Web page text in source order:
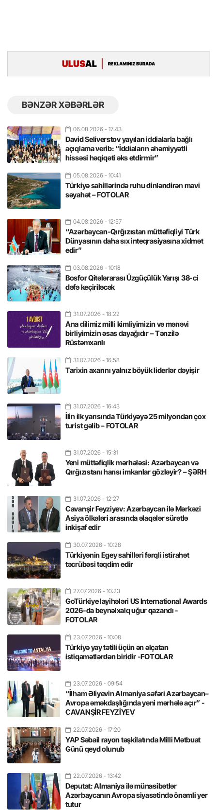
BƏNZƏR XƏBƏRLƏR
06.08.2026 - 17:43
David Seliverstov yayılan iddialarla bağlı
açıqlama verib: “İddiaların əhəmiyyətli
hissəsi həqiqəti əks etdirmir”
05.08.2026 - 10:41
Türkiyə sahillərində ruhu dinləndirən mavi
səyahət – FOTOLAR
04.08.2026 - 12:57
“Azərbaycan-Qırğızıstan müttəfiqliyi Türk
Dünyasının daha sıx inteqrasiyasına xidmət
edir”
03.08.2026 - 10:18
Bosfor Qitələrarası Üzgüçülük Yarışı 38-ci
dəfə keçiriləcək
31.07.2026 - 18:22
Ana dilimiz milli kimliyimizin və mənəvi
birliyimizin əsas dayağıdır – Tənzilə
Rüstəmxanlı
31.07.2026 - 16:58
Tarixin axarını yalnız böyük liderlər dəyişir
31.07.2026 - 16:43
İlin ilk yarısında Türkiyəyə 25 milyondan çox
turist gəlib – FOTOLAR
31.07.2026 - 15:31
Yeni müttəfiqlik mərhələsi: Azərbaycan və
Qırğızıstanı hansı imkanlar gözləyir? – ŞƏRH
31.07.2026 - 12:27
Cavanşir Feyziyev: Azərbaycan ilə Mərkəzi
Asiya ölkələri arasında əlaqələr sürətlə
inkişaf edir
30.07.2026 - 10:28
Türkiyənin Egey sahilləri fərqli istirahət
təcrübəsi təqdim edir
27.07.2026 - 10:23
GoTürkiye layihələri US International Awards
2026-da beynəlxalq uğur qazandı -
FOTOLAR
23.07.2026 - 10:08
Türkiyə yay tətili üçün ən əlçatan
istiqamətlərdən biridir -FOTOLAR
23.07.2026 - 09:54
“İlham Əliyevin Almaniya səfəri Azərbaycan–
Avropa əməkdaşlığında yeni mərhələ açır” -
CAVANŞİR FEYZİYEV
22.07.2026 - 17:20
YAP Səbail rayon təşkilatında Milli Mətbuat
Günü qeyd olunub
22.07.2026 - 13:42
Deputat: Almaniya ilə münasibətlər
Azərbaycanın Avropa siyasətində önəmli yer
tutur